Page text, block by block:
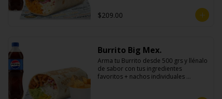
$209.00
Burrito Big Mex.
Arma tu Burrito desde 500 grs y llénalo
de sabor con tus ingredientes
favoritos + nachos individuales